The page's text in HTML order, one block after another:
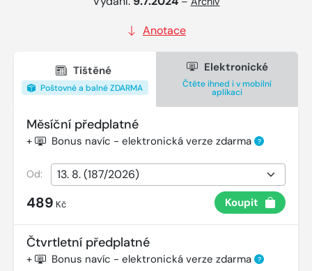
Anotace
Tištěné
Poštovné a balné ZDARMA
Elektronické
Čtěte ihned i v mobilní
aplikaci
Měsíční předplatné
+ Bonus navíc - elektronická verze zdarma ?
Od:
489 Kč Koupit
Čtvrtletní předplatné
+ Bonus navíc - elektronická verze zdarma ?